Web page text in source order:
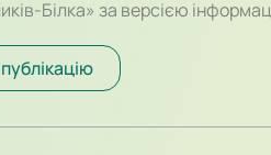
Білка» за версією
красивим обвідним